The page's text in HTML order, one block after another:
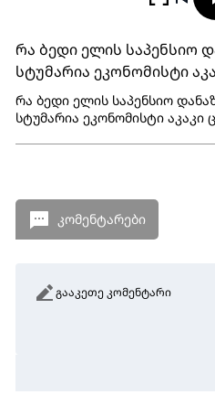
რა ბედი ელის საპენსიო
სტუმარია ეკონომისტი
რა ბედი ელის საპენსიო
სტუმარია ეკონომისტი აკაკი
კომენტარები
გააკეთე კომენტარი